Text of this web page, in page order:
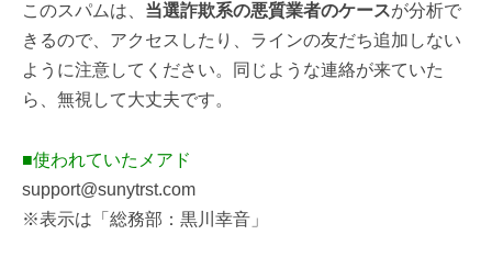
このスパムは、 当選詐欺系の悪質業者のケースが分析で
きるので、アクセスしたり、ラインの友だち追加しない
ように注意してください。同じような連絡が来ていた
ら、無視して大丈夫です。
■使われていたメアド
support@sunytrst.com
※表示は「総務部：黒川幸音」